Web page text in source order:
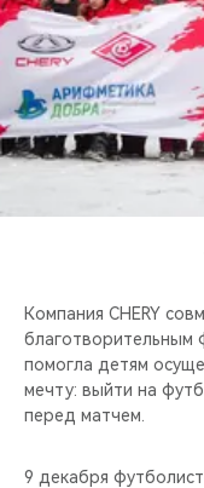
CHERY И СПОРТ
НАШИ МЕРОПРИЯТИЯ
Компания CHERY
помогла детям
мечту: выйти на
перед матчем.
9 декабря